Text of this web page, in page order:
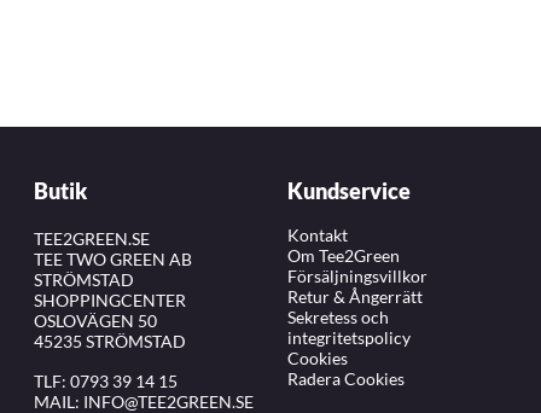
Butik
TEE2GREEN.SE
TEE TWO GREEN AB
STRÖMSTAD
SHOPPINGCENTER
OSLOVÄGEN 50
45235 STRÖMSTAD
TLF: 0793 39 14 15
MAIL: INFO@TEE2GREEN.SE
Kundservice
Kontakt
Om Tee2Green
Försäljningsvillkor
Retur & Ångerrätt
Sekretess och
integritetspolicy
Cookies
Radera Cookies